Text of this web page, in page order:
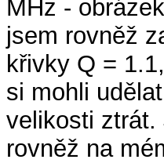
MHz -
jsem rovněž
křivky Q =
si mohli
velikosti
rovněž na